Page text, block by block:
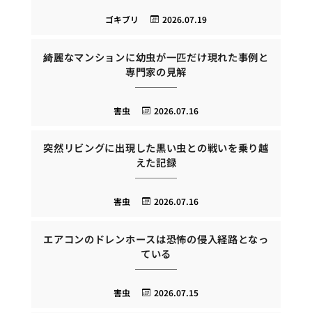
2026.07.19
ゴキブリ
綺麗なマンションに幼虫が一匹だけ現れた事例と
専門家の見解
2026.07.16
害虫
突然リビングに出現した黒い虫との戦いを乗り越
えた記録
2026.07.16
害虫
エアコンのドレンホースは恐怖の侵入経路となっ
ている
2026.07.15
害虫